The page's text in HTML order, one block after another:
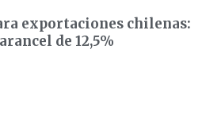
exportaciones chilenas:
de 12,5%